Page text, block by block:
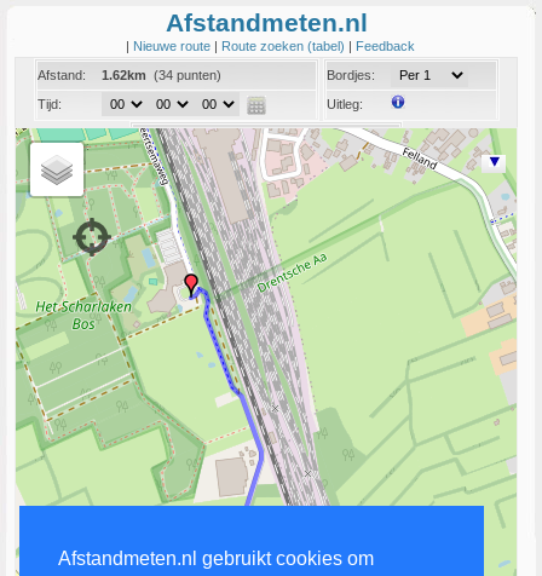
Afstandmeten.nl gebruikt cookies om
Afstandmeten.nl
| Nieuwe route | Route zoeken (tabel) | Feedback
Afstand:
1.62km (34 punten)
Tijd:
Bordjes:
Uitleg:
Coord:
Info:Link naar deze route